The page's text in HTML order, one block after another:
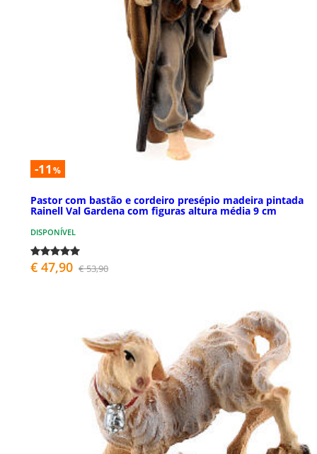
-11 %
Pastor com bastão e cordeiro presépio madeira pintada
Rainell Val Gardena com figuras altura média 9 cm
DISPONÍVEL
€ 47,90 € 53,90